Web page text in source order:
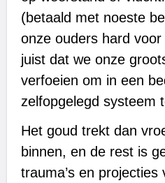
(betaald met noeste
onze ouders hard
juist dat we onze
verfoeien om in een
zelfopgelegd systeem
Het goud trekt dan
binnen, en de rest is
trauma’s en